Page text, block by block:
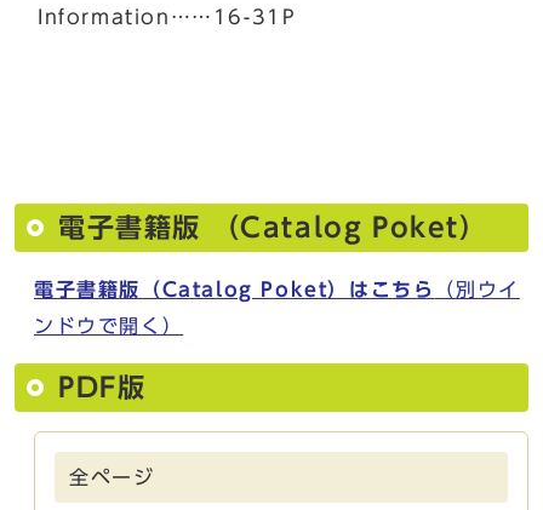
Information……16-31P
電子書籍版 （Catalog Poket）
電子書籍版（Catalog Poket）はこちら
（別ウイ
ンドウで開く）
PDF版
全ページ